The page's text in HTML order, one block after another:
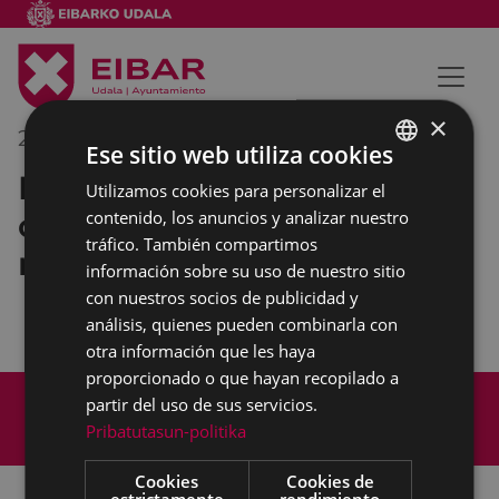
20/03/2019
Presentación del
campeonato de ciclismo de
mujeres
Mapa del Sitio
Aviso legal
BASQUE
SPANISH
×
Ese sitio web utiliza cookies
Utilizamos cookies para personalizar el
contenido, los anuncios y analizar nuestro
tráfico. También compartimos
información sobre su uso de nuestro sitio
con nuestros socios de publicidad y
análisis, quienes pueden combinarla con
otra información que les haya
proporcionado o que hayan recopilado a
partir del uso de sus servicios.
Pribatutasun-politika
Cookies
Cookies de